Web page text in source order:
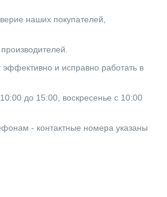
наших покупателей,
и исправно работать в
до 15:00, воскресенье с 10:00
- контактные номера указаны